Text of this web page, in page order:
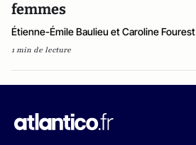
femmes
Étienne-Émile Baulieu et Caroline Fourest
1 min de lecture